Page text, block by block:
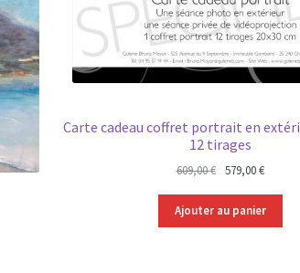
Carte cadeau coffret portrait en
12 tirages
609,00€
Le
initial
était :
579,00€Le
actuel
est :
Ajouter au panier